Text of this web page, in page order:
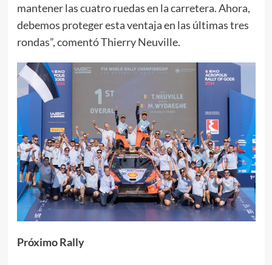
mantener las cuatro ruedas en la carretera. Ahora,
debemos proteger esta ventaja en las últimas tres
rondas”, comentó Thierry Neuville.
Próximo Rally